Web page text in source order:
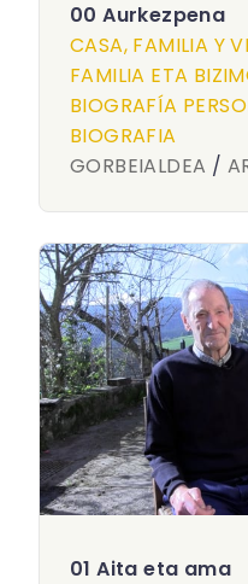
00 Aurkezpena
CASA, FAMILIA Y
FAMILIA ETA
BIOGRAFÍA
BIOGRAFIA
GORBEIALDEA /
01 Aita eta ama